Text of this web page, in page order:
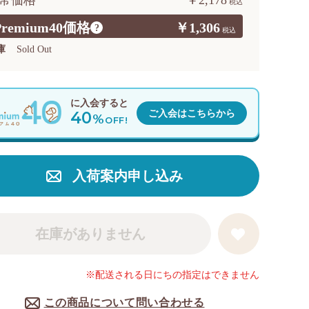
価格 ? ￥1,306
Sold Out
在庫がありません
入荷案内申し込み
この商品について問い合わせる
※配送される日にちの指定はできません
に入会すると
40%OFF!
ご入会はこちらから